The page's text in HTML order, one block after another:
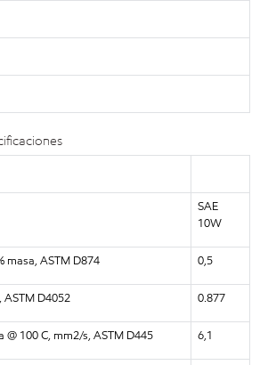
SAE
10W
masa, ASTM D874 0,5
ASTM D4052 0.877
100 C, mm2/s, ASTM D445 6,1